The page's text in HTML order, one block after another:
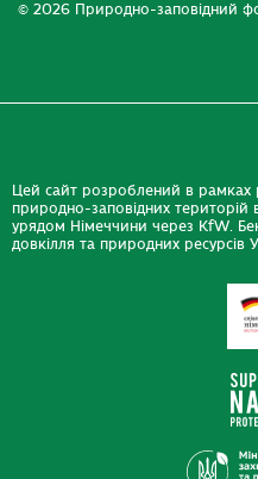
© 2026 Природно-заповідний
Цей сайт розроблений в рамках
природно-заповідних територій в
урядом Німеччини через KfW.
довкілля та природних ресурсів